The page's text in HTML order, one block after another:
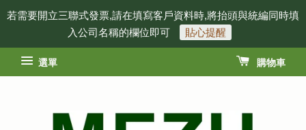
若需要開立三聯式發票,請在填寫客戶資料時,將抬頭與統編同時填
入公司名稱的欄位即可
貼心提醒
選單 購物車